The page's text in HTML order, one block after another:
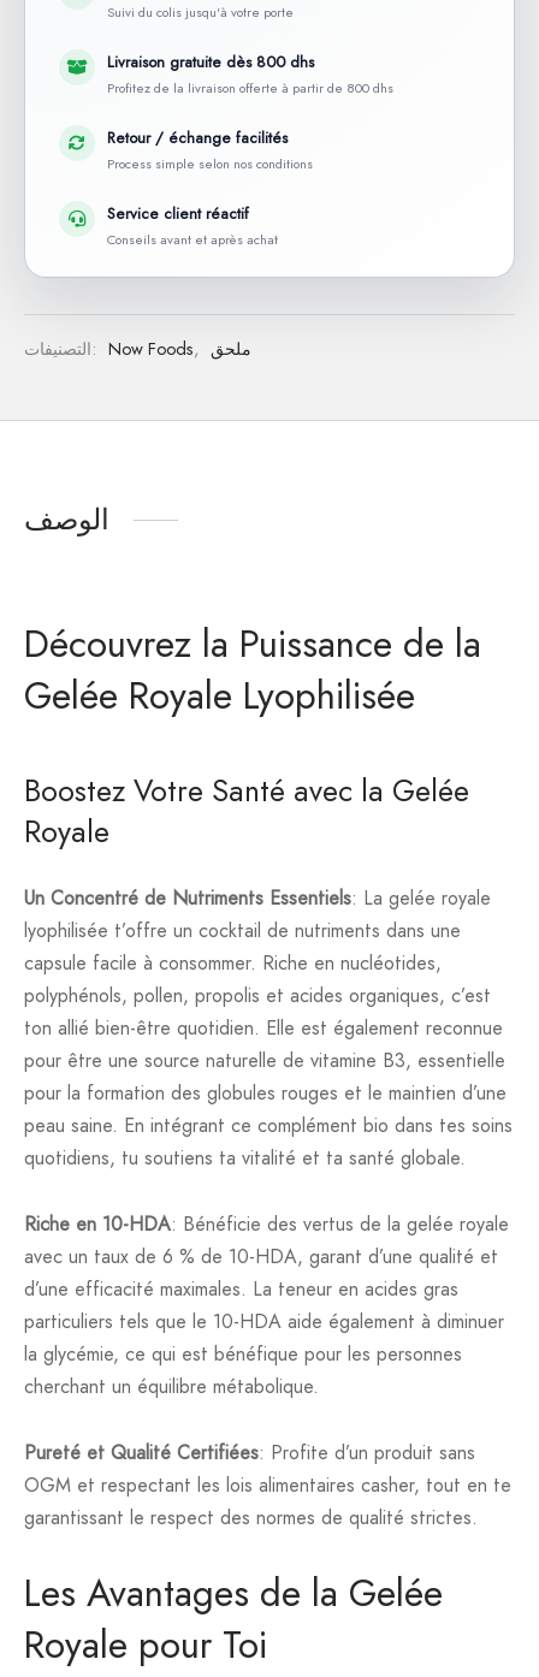
Suivi du colis jusqu'à votre porte
Livraison gratuite dès 800 dhs
Profitez de la livraison offerte à partir de 800 dhs
Retour / échange facilités
Process simple selon nos conditions
Service client réactif
Conseils avant et après achat
التصنيفات: Now Foods, ملحق
الوصف
Découvrez la Puissance de la
Gelée Royale Lyophilisée
Boostez Votre Santé avec la Gelée
Royale
Un Concentré de Nutriments Essentiels: La gelée royale
lyophilisée t’offre un cocktail de nutriments dans une
capsule facile à consommer. Riche en nucléotides,
polyphénols, pollen, propolis et acides organiques, c’est
ton allié bien-être quotidien. Elle est également reconnue
pour être une source naturelle de vitamine B3, essentielle
pour la formation des globules rouges et le maintien d’une
peau saine. En intégrant ce complément bio dans tes soins
quotidiens, tu soutiens ta vitalité et ta santé globale.
Riche en 10-HDA: Bénéficie des vertus de la gelée royale
avec un taux de 6 % de 10-HDA, garant d’une qualité et
d’une efficacité maximales. La teneur en acides gras
particuliers tels que le 10-HDA aide également à diminuer
la glycémie, ce qui est bénéfique pour les personnes
cherchant un équilibre métabolique.
Pureté et Qualité Certifiées: Profite d’un produit sans
OGM et respectant les lois alimentaires casher, tout en te
garantissant le respect des normes de qualité strictes.
Les Avantages de la Gelée
Royale pour Toi